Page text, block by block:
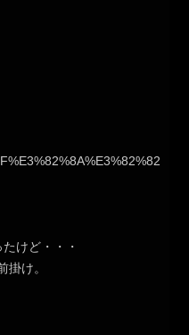
けど・・・
掛け。